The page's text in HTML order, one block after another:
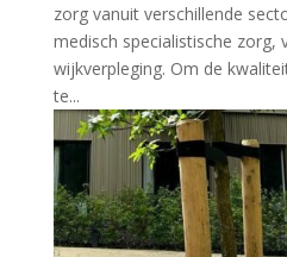
zorg vanuit verschillende
medisch specialistische zorg,
wijkverpleging. Om de
te...